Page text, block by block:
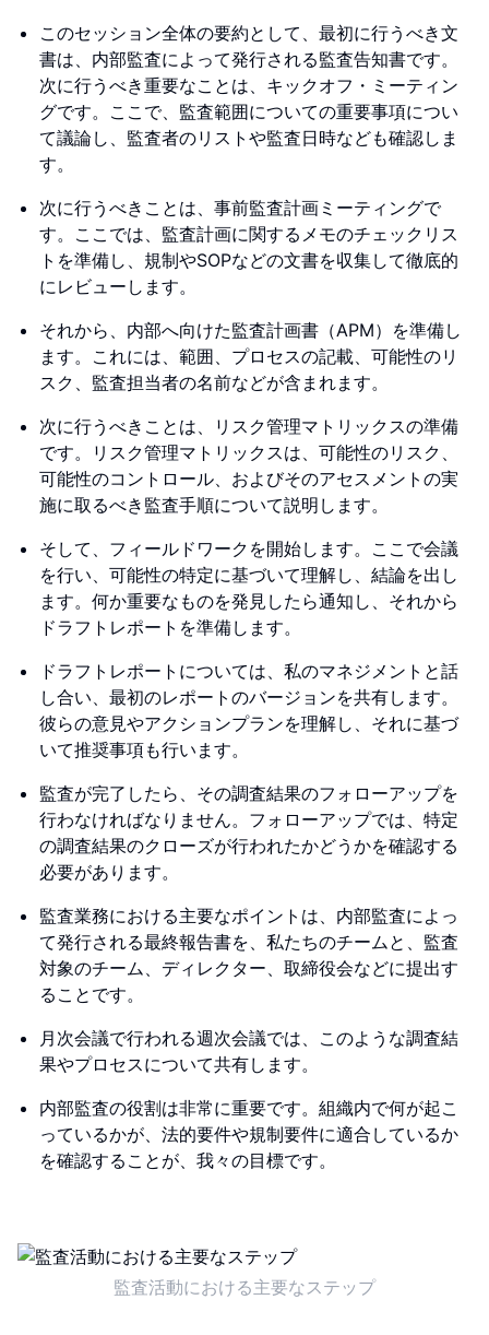
このセッション全体の要約として、最初に行うべき文
書は、内部監査によって発行される監査告知書です。
次に行うべき重要なことは、キックオフ・ミーティン
グです。ここで、監査範囲についての重要事項につい
て議論し、監査者のリストや監査日時なども確認しま
す。
次に行うべきことは、事前監査計画ミーティングで
す。ここでは、監査計画に関するメモのチェックリス
トを準備し、規制やSOPなどの文書を収集して徹底的
にレビューします。
それから、内部へ向けた監査計画書（APM）を準備し
ます。これには、範囲、プロセスの記載、可能性のリ
スク、監査担当者の名前などが含まれます。
次に行うべきことは、リスク管理マトリックスの準備
です。リスク管理マトリックスは、可能性のリスク、
可能性のコントロール、およびそのアセスメントの実
施に取るべき監査手順について説明します。
そして、フィールドワークを開始します。ここで会議
を行い、可能性の特定に基づいて理解し、結論を出し
ます。何か重要なものを発見したら通知し、それから
ドラフトレポートを準備します。
ドラフトレポートについては、私のマネジメントと話
し合い、最初のレポートのバージョンを共有します。
彼らの意見やアクションプランを理解し、それに基づ
いて推奨事項も行います。
監査が完了したら、その調査結果のフォローアップを
行わなければなりません。フォローアップでは、特定
の調査結果のクローズが行われたかどうかを確認する
必要があります。
監査業務における主要なポイントは、内部監査によっ
て発行される最終報告書を、私たちのチームと、監査
対象のチーム、ディレクター、取締役会などに提出す
ることです。
月次会議で行われる週次会議では、このような調査結
果やプロセスについて共有します。
内部監査の役割は非常に重要です。組織内で何が起こ
っているかが、法的要件や規制要件に適合しているか
を確認することが、我々の目標です。
監査活動における主要なステップ